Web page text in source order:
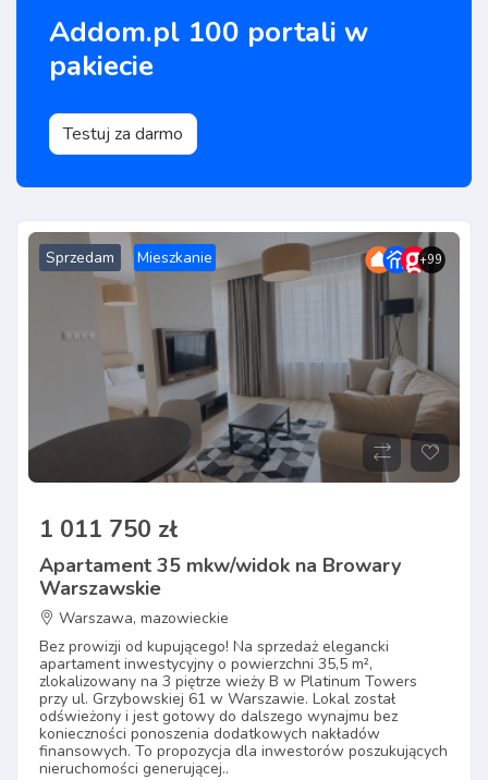
Addom.pl 100 portali w
pakiecie
Testuj za darmo
Sprzedam Mieszkanie +99
1 011 750 zł
Apartament 35 mkw/widok na Browary
Warszawskie
Warszawa, mazowieckie
Bez prowizji od kupującego! Na sprzedaż elegancki
apartament inwestycyjny o powierzchni 35,5 m²,
zlokalizowany na 3 piętrze wieży B w Platinum Towers
przy ul. Grzybowskiej 61 w Warszawie. Lokal został
odświeżony i jest gotowy do dalszego wynajmu bez
konieczności ponoszenia dodatkowych nakładów
finansowych. To propozycja dla inwestorów poszukujących
nieruchomości generującej..